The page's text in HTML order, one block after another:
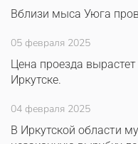
Вблизи мыса Уюга
05 февраля 2025
Цена проезда
Иркутске.
04 февраля 2025
В Иркутской области